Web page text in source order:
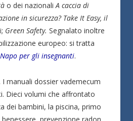
o dei nazionali A caccia di
in sicurezza? Take It Easy, il
i; Green Safety. Segnalato inoltre
europeo: si tratta
Napo per gli insegnanti.
. I manuali dossier vademecum
Dieci volumi che affrontato
dei bambini, la piscina, primo